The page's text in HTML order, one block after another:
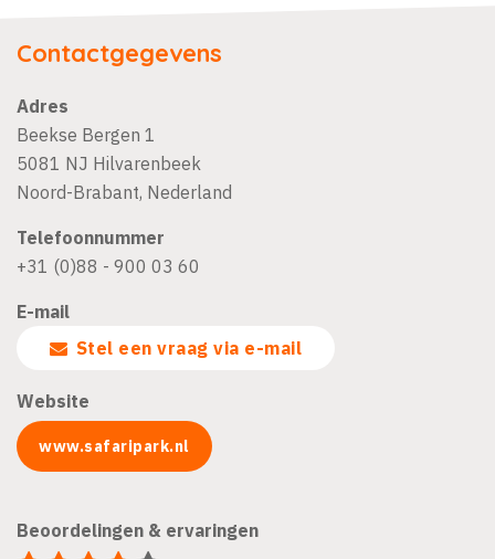
Contactgegevens
Adres
Beekse Bergen 1
5081 NJ Hilvarenbeek
Noord-Brabant, Nederland
Telefoonnummer
+31 (0)88 - 900 03 60
E-mail
Stel een vraag via e-mail
Website
www.safaripark.nl
Beoordelingen & ervaringen